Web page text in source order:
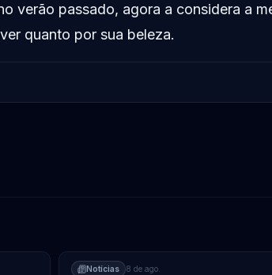
verão passado, agora a considera a
quanto por sua beleza.
Notícias 8 de ago.